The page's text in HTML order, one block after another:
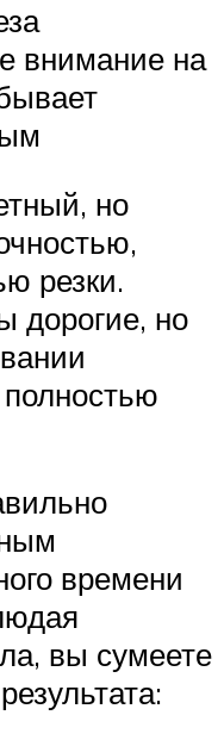
внимание на
но
резки.
дорогие, но
времени
вы сумеете